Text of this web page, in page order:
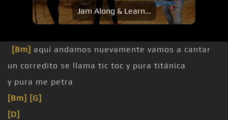
Jam Along & Learn...
[Bm] aquí andamos nuevamente vamos a cantar
un corredito se llama tic toc y pura titánica
y pura me petra
[Bm] [G]
[D]